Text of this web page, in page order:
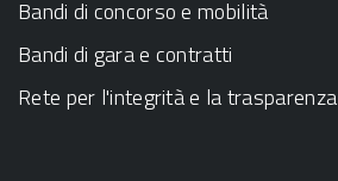
Bandi di concorso e mobilità
Bandi di gara e contratti
Rete per l'integrità e la trasparenza